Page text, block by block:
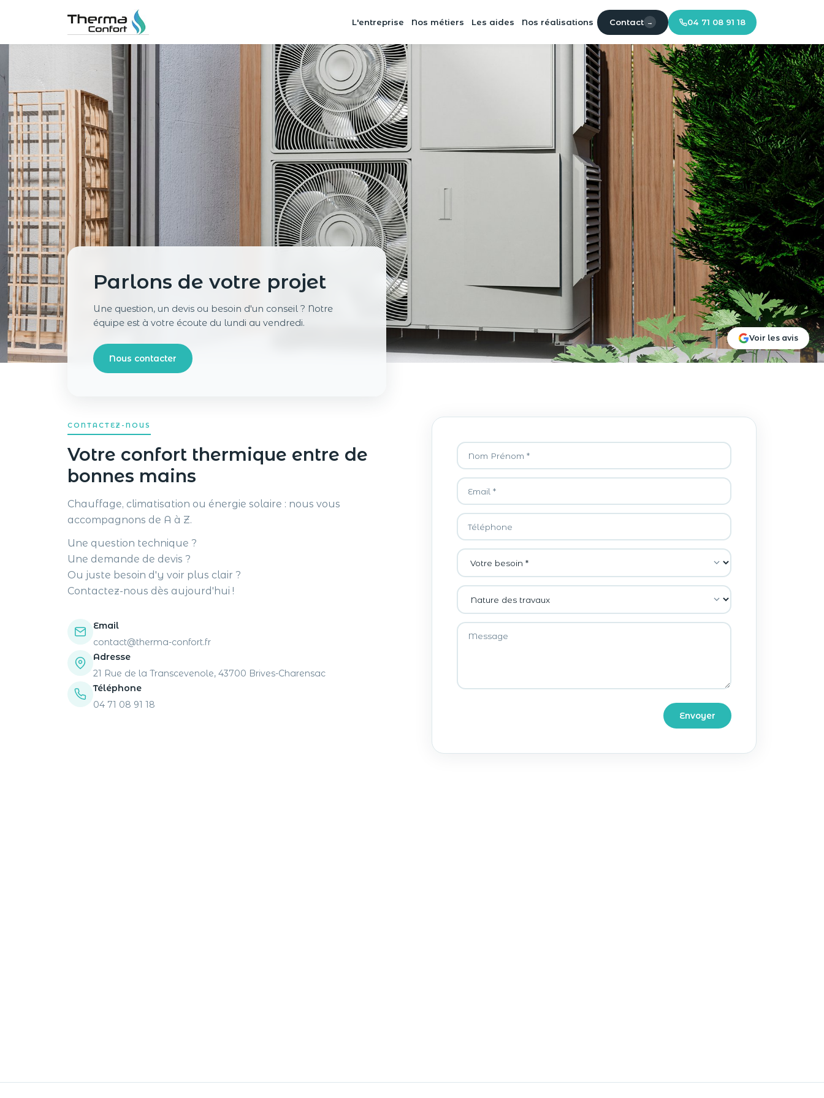
L'entreprise Nos métiers Les aides Nos réalisations Contact → 04 71 08 91 18
Parlons de votre projet
Une question, un devis ou besoin d'un conseil ? Notre
équipe est à votre écoute du lundi au vendredi.
Nous contacter
Voir les avis
CONTACTEZ-NOUS
Votre confort thermique entre de
bonnes mains
Chauffage, climatisation ou énergie solaire : nous vous
accompagnons de A à Z.
Une question technique ?
Une demande de devis ?
Ou juste besoin d'y voir plus clair ?
Contactez-nous dès aujourd'hui !
Email
contact@therma-confort.fr
Adresse
21 Rue de la Transcevenole, 43700 Brives-Charensac
Téléphone
04 71 08 91 18
Envoyer